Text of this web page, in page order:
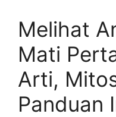
Melihat
Mati
Arti,
Panduan